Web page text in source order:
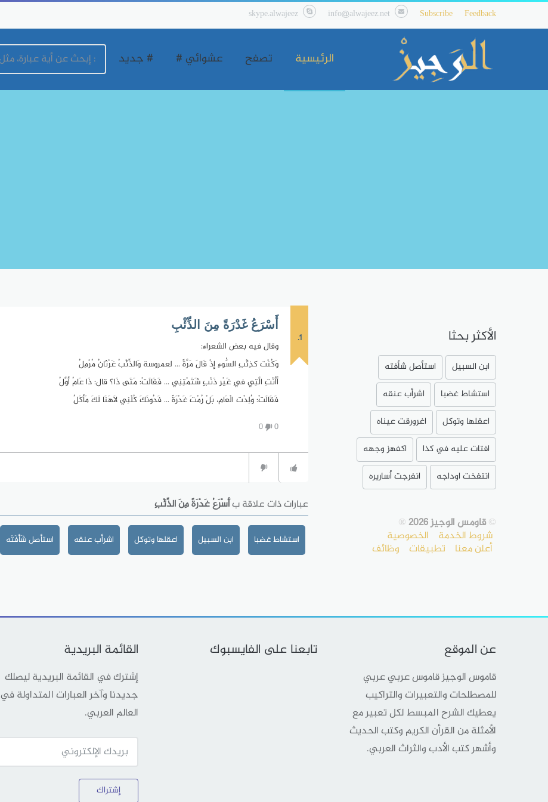
Feedback
Subscribe
info@alwajeez.net
skype.alwajeez
الرئيسية تصفح عشوائي # # جديد
1.
أَسْرَعُ غَدْرَةً مِنَ الذِّئْبِ
وقال فيه بعض الشعراء:
وَكُنْت كذِئْبِ السُّوءِ إذْ قَالَ مَرَّةً ... لعمروسة وَالذِّئْبُ غَرْثَانُ مُرْمِلُ
أأنْتِ الَّتِي فِي غَيْرِ ذَنْبٍ شَتَمْتِنِي ... فَقَالَتْ: مَتَى ذَا؟ قال: ذَا عَامُ أوَّلُ
فَقَالَتْ: وُلِدْت الْعَام، بَلْ رُمْتَ غَدْرَةً ... فَدُونَكَ كُلْنِي لاَهَنَا لَكَ مَأكَلُ
0
0
عبارات ذات علاقة بأَسْرَعُ غَدْرَةً مِنَ الذِّئْبِ
استشاط غضبا ابن السبيل اعقلها وتوكل اشرأب عنقه استأصل شَأْفَتَه
الأكثر بحثا
ابن السبيل
استأصل شأفته
استشاط غضبا
اشرأب عنقه
اعقلها وتوكل
اغرورقت عيناه
افتات عليه في كذا
اكفهز وجهه
انتفخت اوداجه
انفرجت أساريره
©قاومس الوجيز 2026 ®
شروط الخدمة الخصوصية
أعلن معنا تطبيقات وظائف
عن الموقع
قاموس الوجيز قاموس عربي عربي
للمصطلحات والتعبيرات والتراكيب
يعطيك الشرح المبسط لكل تعبير مع
الأمثلة من القرأن الكريم وكتب الحديث
وأشهر كتب الأدب والثراث العربي.
تابعنا على الفايسبوك القائمة البريدية
إشترك في القائمة البريدية ليصلك
جديدنا وآخر العبارات المتداولة في
العالم العربي.
إشتراك